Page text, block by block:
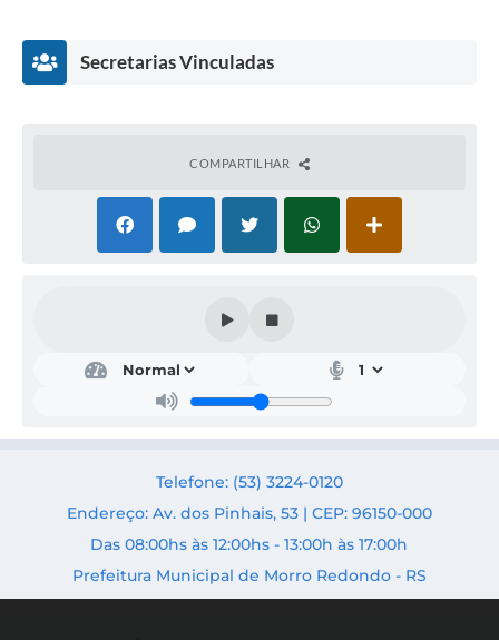
SIC
Secretarias Vinculadas
caçã
o
Secr
etári
o:
COMPARTILHAR
Telefone: (53) 3224-0120
Endereço: Av. dos Pinhais, 53 | CEP: 96150-000
Das 08:00hs às 12:00hs - 13:00h às 17:00h
Prefeitura Municipal de Morro Redondo - RS